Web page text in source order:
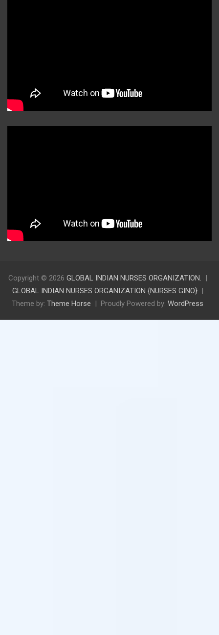
Copyright © 2026 GLOBAL INDIAN NURSES ORGANIZATION.
GLOBAL INDIAN NURSES ORGANIZATION {NURSES GINO}
Theme by: Theme Horse Proudly Powered by: WordPress